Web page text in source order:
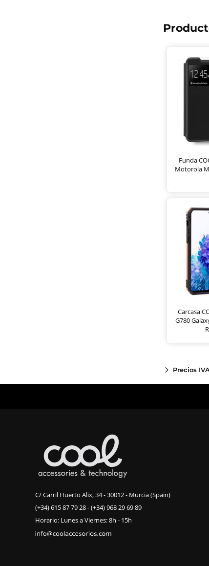
Funda
Motorola
Carcasa
G780
Precios
C/ Carril Huerto Alix, 34 - 30012 - Murcia (Spain)
(+34) 615 87 79 28-(+34) 968 29 69 89
Horario: Lunes a Viernes: 8h - 15h